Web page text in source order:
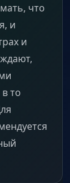
что
и
и
то